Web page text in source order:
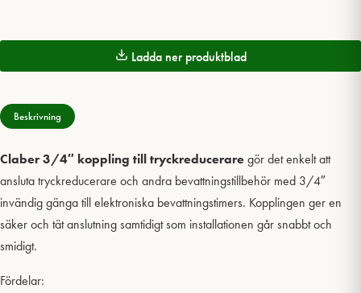
Ladda ner produktblad
Beskrivning
Claber 3/4″ koppling till tryckreduceraregör det enkelt att
ansluta tryckreducerare och andra bevattningstillbehör med 3/4″
invändig gänga till elektroniska bevattningstimers. Kopplingen ger en
säker och tät anslutning samtidigt som installationen går snabbt och
smidigt.
Fördelar: